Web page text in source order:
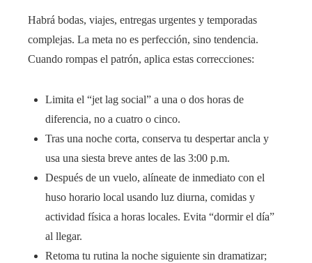
Habrá bodas, viajes, entregas urgentes y temporadas
complejas. La meta no es perfección, sino tendencia.
Cuando rompas el patrón, aplica estas correcciones:
Limita el “jet lag social” a una o dos horas de
diferencia, no a cuatro o cinco.
Tras una noche corta, conserva tu despertar ancla y
usa una siesta breve antes de las 3:00 p.m.
Después de un vuelo, alíneate de inmediato con el
huso horario local usando luz diurna, comidas y
actividad física a horas locales. Evita “dormir el día”
al llegar.
Retoma tu rutina la noche siguiente sin dramatizar;